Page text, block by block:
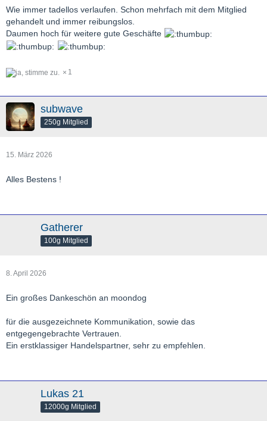
Wie immer tadellos verlaufen. Schon mehrfach mit dem Mitglied
gehandelt und immer reibungslos.
Daumen hoch für weitere gute Geschäfte
1
subwave
250g Mitglied
15. März 2026
Alles Bestens !
Gatherer
100g Mitglied
8. April 2026
Ein großes Dankeschön an moondog
für die ausgezeichnete Kommunikation, sowie das
entgegengebrachte Vertrauen.
Ein erstklassiger Handelspartner, sehr zu empfehlen.
Lukas 21
12000g Mitglied